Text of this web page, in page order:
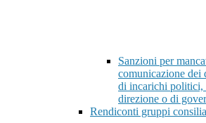
Sanzioni per
comunicazione dei
di incarichi politici,
direzione o di
Rendiconti gruppi